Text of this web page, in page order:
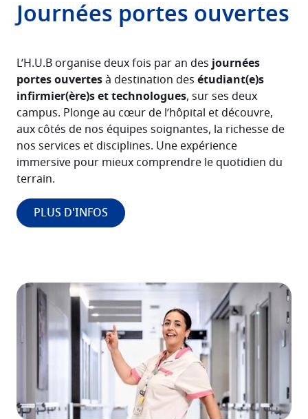
Journées portes ouvertes
L’H.U.B organise deux fois par an des journées
portes ouvertes à destination des étudiant(e)s
infirmier(ère)s et technologues, sur ses deux
campus. Plonge au cœur de l’hôpital et découvre,
aux côtés de nos équipes soignantes, la richesse de
nos services et disciplines. Une expérience
immersive pour mieux comprendre le quotidien du
terrain.
PLUS D'INFOS
Image